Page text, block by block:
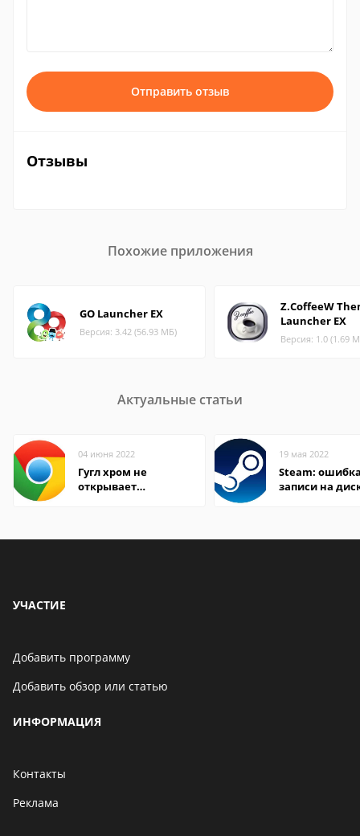
Отправить отзыв
Отзывы
Похожие приложения
GO Launcher EX
Версия: 3.42 (56.93 МБ)
Z.CoffeeW
Launcher EX
Версия: 1.0 (1.69
Актуальные статьи
04 июня 2022
Гугл хром не
открывает
19 мая 2022
Steam:
записи на
УЧАСТИЕ
Добавить программу
Добавить обзор или статью
ИНФОРМАЦИЯ
Контакты
Реклама